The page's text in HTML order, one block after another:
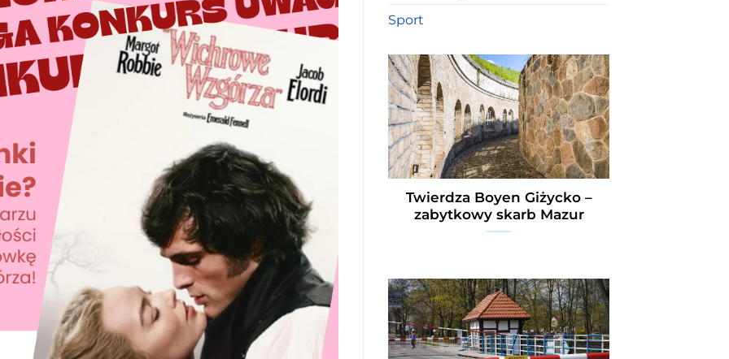
Sport
Twierdza Boyen Giżycko –
zabytkowy skarb Mazur